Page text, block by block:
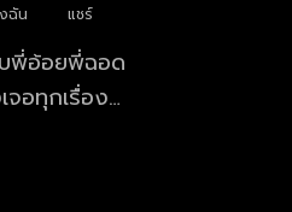
ฉัน แชร์
บพี่อ้อยพี่ฉอด
อทุกเรื่อง
ามรัก